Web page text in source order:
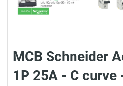
MCB Schneider
1P 25A - C curve